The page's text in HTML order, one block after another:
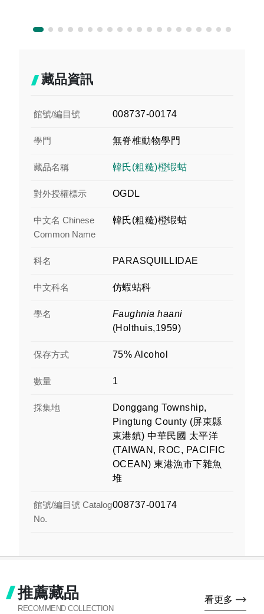
藏品資訊
館號/編目號 008737-00174
學門 無脊椎動物學門
藏品名稱 韓氏(粗糙)橙蝦蛄
對外授權標示 OGDL
中文名 Chinese
Common Name
韓氏(粗糙)橙蝦蛄
科名 PARASQUILLIDAE
中文科名 仿蝦蛄科
學名
Faughnia haani
(Holthuis,1959)
保存方式 75% Alcohol
數量 1
採集地
Donggang Township,
Pingtung County (屏東縣
東港鎮) 中華民國 太平洋
(TAIWAN, ROC, PACIFIC
OCEAN) 東港漁市下雜魚
堆
館號/編目號 Catalog
No.
008737-00174
推薦藏品
RECOMMEND COLLECTION
看更多